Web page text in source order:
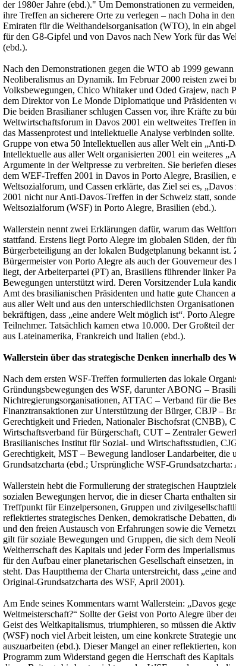
der 1980er Jahre (ebd.)." Um Demonstrationen zu
ihre Treffen an sicherere Orte zu verlegen – nach Doha in
Emiraten für die Welthandelsorganisation (WTO), in ein
für den G8-Gipfel und von Davos nach New York für das
(ebd.).
Nach den Demonstrationen gegen die WTO ab 1999
Neoliberalismus an Dynamik. Im Februar 2000 reisten zwei
Volksbewegungen, Chico Whitaker und Oded Grajew, nach
dem Direktor von Le Monde Diplomatique und Präsidenten
Die beiden Brasilianer schlugen Cassen vor, ihre Kräfte zu
Weltwirtschaftsforum in Davos 2001 ein weltweites Treffen
das Massenprotest und intellektuelle Analyse verbinden
Gruppe von etwa 50 Intellektuellen aus aller Welt ein „Anti-
Intellektuelle aus aller Welt organisierten 2001 ein weiteres
Argumente in der Weltpresse zu verbreiten. Sie beriefen
dem WEF-Treffen 2001 in Davos in Porto Alegre, Brasilien,
Weltsozialforum, und Cassen erklärte, das Ziel sei es,
2001 nicht nur Anti-Davos-Treffen in der Schweiz statt,
Weltsozialforum (WSF) in Porto Alegre, Brasilien (ebd.).
Wallerstein nennt zwei Erklärungen dafür, warum das
stattfand. Erstens liegt Porto Alegre im globalen Süden, der
Bürgerbeteiligung an der lokalen Budgetplanung bekannt ist.
Bürgermeister von Porto Alegre als auch der Gouverneur des
liegt, der Arbeiterpartei (PT) an, Brasiliens führender linker
Bewegungen unterstützt wird. Deren Vorsitzender Lula
Amt des brasilianischen Präsidenten und hatte gute Chancen
aus aller Welt und aus den unterschiedlichsten
bekräftigen, dass „eine andere Welt möglich ist“. Porto
Teilnehmer. Tatsächlich kamen etwa 10.000. Der Großteil
aus Lateinamerika, Frankreich und Italien (ebd.).
Wallerstein über das strategische Denken innerhalb des
Nach dem ersten WSF-Treffen formulierten das lokale
Gründungsbewegungen des WSF, darunter ABONG –
Nichtregierungsorganisationen, ATTAC – Verband für die
Finanztransaktionen zur Unterstützung der Bürger, CBJP –
Gerechtigkeit und Frieden, Nationaler Bischofsrat (CNBB),
Wirtschaftsverband für Bürgerschaft, CUT – Zentraler
Brasilianisches Institut für Sozial- und Wirtschaftsstudien,
Gerechtigkeit, MST – Bewegung landloser Landarbeiter, die
Grundsatzcharta (ebd.; Ursprüngliche WSF-
Wallerstein hebt die Formulierung der strategischen
sozialen Bewegungen hervor, die in dieser Charta enthalten
Treffpunkt für Einzelpersonen, Gruppen und
reflektiertes strategisches Denken, demokratische Debatten,
und den freien Austausch von Erfahrungen sowie die
gilt für soziale Bewegungen und Gruppen, die sich dem
Weltherrschaft des Kapitals und jeder Form des
für den Aufbau einer planetarischen Gesellschaft einsetzen,
steht. Das Hauptthema der Charta unterstreicht, dass „eine
Original-Grundsatzcharta des WSF, April 2001).
Am Ende seines Kommentars warnt Wallerstein: „Davos
Weltmeisterschaft?“ Sollte der Geist von Porto Alegre über
Geist des Weltkapitalismus, triumphieren, so müssen die
(WSF) noch viel Arbeit leisten, um eine konkrete Strategie
auszuarbeiten (ebd.). Dieser Mangel an einer reflektierten,
Programm zum Widerstand gegen die Herrschaft des